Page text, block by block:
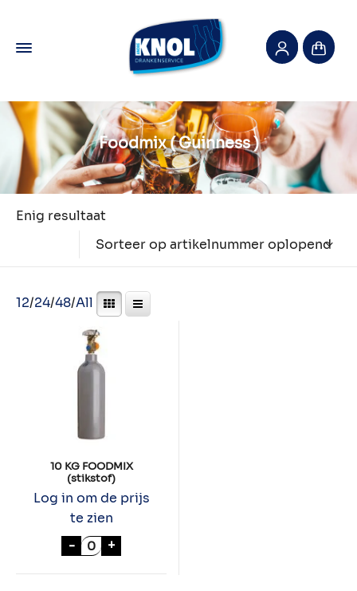
Foodmix ( Guinness )
Enig resultaat
Sorteer op artikelnummer oplopend
12/24/48/All
10 KG FOODMIX
(stikstof)
Log in om de prijs
te zien
- 10 KG FOODMIX (stikstof) aantal
+